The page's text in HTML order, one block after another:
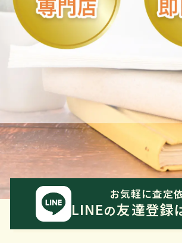
お気軽に査定
LINEの友達登録